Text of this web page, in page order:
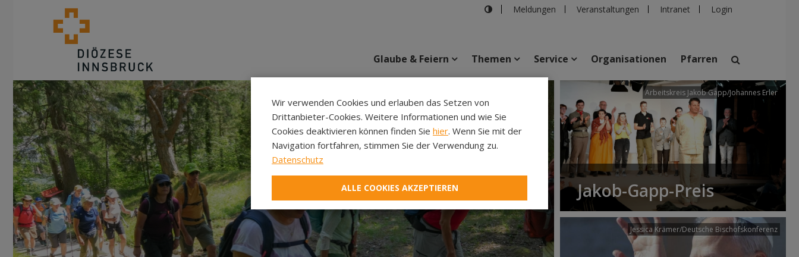
Meldungen Veranstaltungen Intranet Login
suchen
Veranstaltungen Personen Pfarren Einrichtungen
Glaube & Feiern Themen Service Organisationen Pfarren
Arbeitskreis Jakob Gapp/Johannes Erler
Jakob-Gapp-Preis
Jessica Krämer/Deutsche Bischofskonferenz
Wir verwenden Cookies und erlauben das Setzen von
Drittanbieter-Cookies. Weitere Informationen und wie Sie
Cookies deaktivieren können finden Sie hier. Wenn Sie mit der
Navigation fortfahren, stimmen Sie der Verwendung zu.
Datenschutz
ALLE COOKIES AKZEPTIEREN